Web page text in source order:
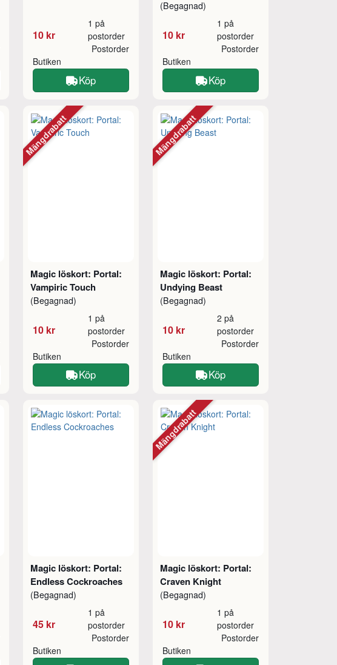
10 kr
1 på
postorder
Butiken
Postorder
Köp
(Begagnad)
10 kr
1 på
postorder
Butiken
Postorder
Köp
Magic löskort: Portal:
Vampiric Touch
(Begagnad)
10 kr
1 på
postorder
Butiken
Postorder
Köp
Mängdrabatt
Magic löskort: Portal:
Undying Beast
(Begagnad)
10 kr
2 på
postorder
Butiken
Postorder
Köp
Mängdrabatt
Magic löskort: Portal:
Endless Cockroaches
(Begagnad)
45 kr
1 på
postorder
Butiken
Postorder
Magic löskort: Portal:
Craven Knight
(Begagnad)
10 kr
1 på
postorder
Butiken
Postorder
Mängdrabatt